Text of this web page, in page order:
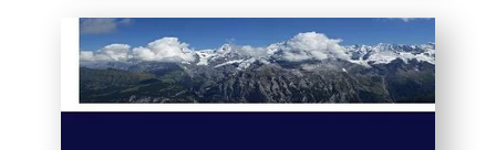
Shop